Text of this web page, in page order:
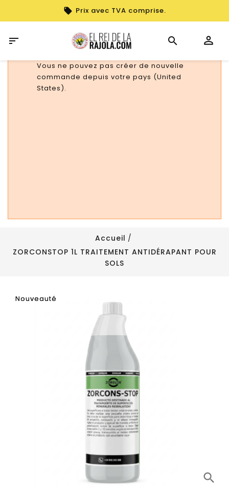
Prix avec TVA comprise.

Vous ne pouvez pas créer de nouvelle
commande depuis votre pays (United
States).
Accueil
ZORCONSTOP 1L TRAITEMENT ANTIDÉRAPANT POUR
SOLS
Nouveauté
Nouveauté
search